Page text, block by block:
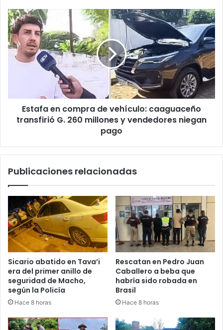
t
r
ó
n
Estafa en compra de vehículo: caaguaceño
transfirió G. 260 millones y vendedores niegan
pago
Publicaciones relacionadas
Sicario abatido en Tava’i
era del primer anillo de
seguridad de Macho,
según la Policía
Hace 8 horas
Rescatan en Pedro Juan
Caballero a beba que
habría sido robada en
Brasil
Hace 8 horas